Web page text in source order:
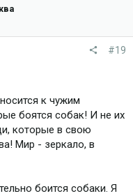
#19
к чужим
боятся собак! И не их
которые в свою
Мир - зеркало, в
боится собаки. Я